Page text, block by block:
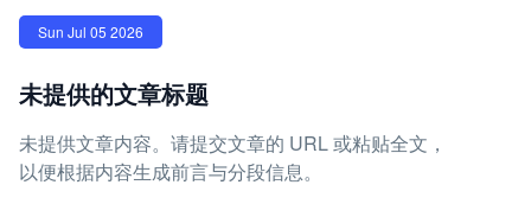
Sun Jul 05 2026
未提供的文章标题
未提供文章内容。请提交文章的 URL 或粘贴全文，
以便根据内容生成前言与分段信息。